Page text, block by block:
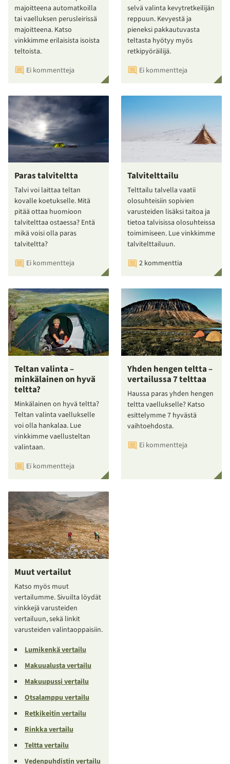
majoitteena automatkoilla
tai vaelluksen perusleirissä
majoitteena. Katso
vinkkimme erilaisista isoista
teltoista.
Ei kommentteja
selvä valinta kevytretkeilijän
reppuun. Kevyestä ja
pieneksi pakkautuvasta
teltasta hyötyy myös
retkipyöräilijä.
Ei kommentteja
Paras talviteltta
Talvi voi laittaa teltan
kovalle koetukselle. Mitä
pitää ottaa huomioon
talvitelttaa ostaessa? Entä
mikä voisi olla paras
talviteltta?
Ei kommentteja
Talvitelttailu
Telttailu talvella vaatii
olosuhteisiin sopivien
varusteiden lisäksi taitoa ja
tietoa talvisissa olosuhteissa
toimimiseen. Lue vinkkimme
talvitelttailuun.
2 kommenttia
Teltan valinta –
minkälainen on hyvä
teltta?
Minkälainen on hyvä teltta?
Teltan valinta vaellukselle
voi olla hankalaa. Lue
vinkkimme vaellusteltan
valintaan.
Ei kommentteja
Yhden hengen teltta –
vertailussa 7 telttaa
Haussa paras yhden hengen
teltta vaellukselle? Katso
esittelymme 7 hyvästä
vaihtoehdosta.
Ei kommentteja
Muut vertailut
Katso myös muut
vertailumme. Sivuilta löydät
vinkkejä varusteiden
vertailuun, sekä linkit
varusteiden valintaoppaisiin.
Lumikenkä vertailu
Makuualusta vertailu
Makuupussi vertailu
Otsalamppu vertailu
Retkikeitin vertailu
Rinkka vertailu
Teltta vertailu
Vedenpuhdistin vertailu